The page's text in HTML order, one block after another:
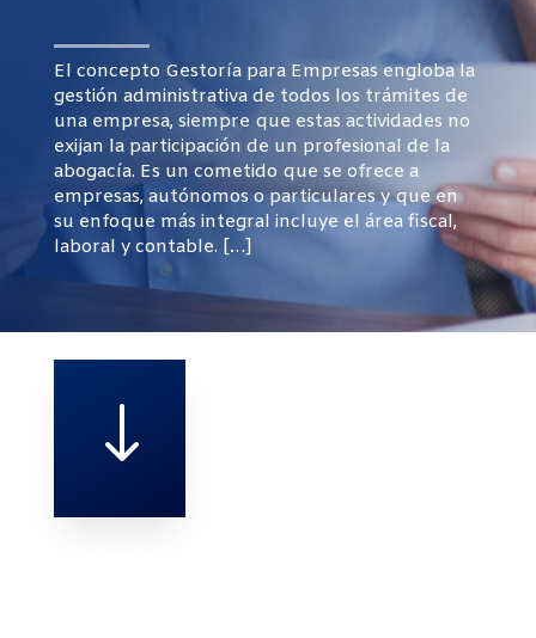
El concepto Gestoría para Empresas engloba la
gestión administrativa de todos los trámites de
una empresa, siempre que estas actividades no
exijan la participación de un profesional de la
abogacía. Es un cometido que se ofrece a
empresas, autónomos o particulares y que en
su enfoque más integral incluye el área fiscal,
laboral y contable. […]
"